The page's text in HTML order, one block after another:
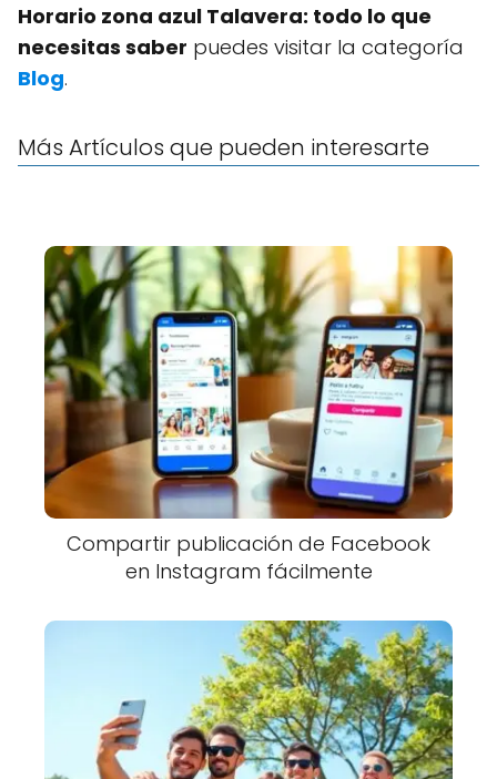
Horario zona azul Talavera: todo lo que
necesitas saber puedes visitar la categoría
Blog.
Más Artículos que pueden interesarte
Compartir publicación de Facebook
en Instagram fácilmente